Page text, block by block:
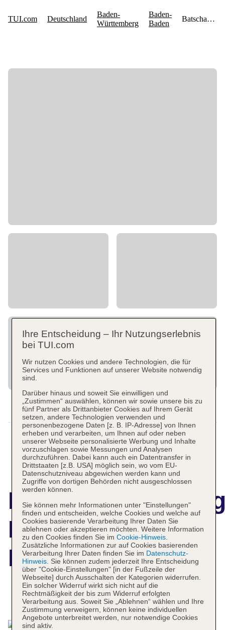
Batschari Palais
Baden-Baden
Das bietet Ihre Unterkunft
Ihre Entscheidung – Ihr Nutzungserlebnis
bei TUI.com
Wir nutzen Cookies und andere Technologien, die für
Services und Funktionen auf unserer Website notwendig
sind.
Darüber hinaus und soweit Sie einwilligen und
„Zustimmen“ auswählen, können wir sowie unsere bis zu
fünf Partner als Drittanbieter Cookies auf Ihrem Gerät
setzen, andere Technologien verwenden und
personenbezogene Daten [z. B. IP-Adresse] von Ihnen
erheben und verarbeiten, um Ihnen auf oder neben
unserer Webseite personalisierte Werbung und Inhalte
vorzuschlagen sowie Messungen und Analysen
durchzuführen. Dabei kann auch ein Datentransfer in
Drittstaaten [z.B. USA] möglich sein, wo vom EU-
Datenschutzniveau abgewichen werden kann und
Zugriffe von dortigen Behörden nicht ausgeschlossen
werden können.
Sie können mehr Informationen unter "Einstellungen"
finden und entscheiden, welche Cookies und welche auf
Cookies basierende Verarbeitung Ihrer Daten Sie
ablehnen oder akzeptieren möchten. Weitere Information
zu den Cookies finden Sie im Cookie-Hinweis.
Zusätzliche Informationen zur auf Cookies basierenden
Verarbeitung Ihrer Daten finden Sie im Datenschutz-
Hinweis. Sie können zudem jederzeit Ihre Entscheidung
über "Cookie-Einstellungen" [in der Fußzeile der
Webseite] durch Ausschalten der Kategorien widerrufen.
Ein solcher Widerruf wirkt sich nicht auf die
Rechtmäßigkeit der bis zum Widerruf erfolgten
Verarbeitung aus. Soweit Sie „Ablehnen“ wählen und Ihre
Zustimmung verweigern, können keine individuellen
Angebote unterbreitet werden, nur notwendige Cookies
sind aktiv.